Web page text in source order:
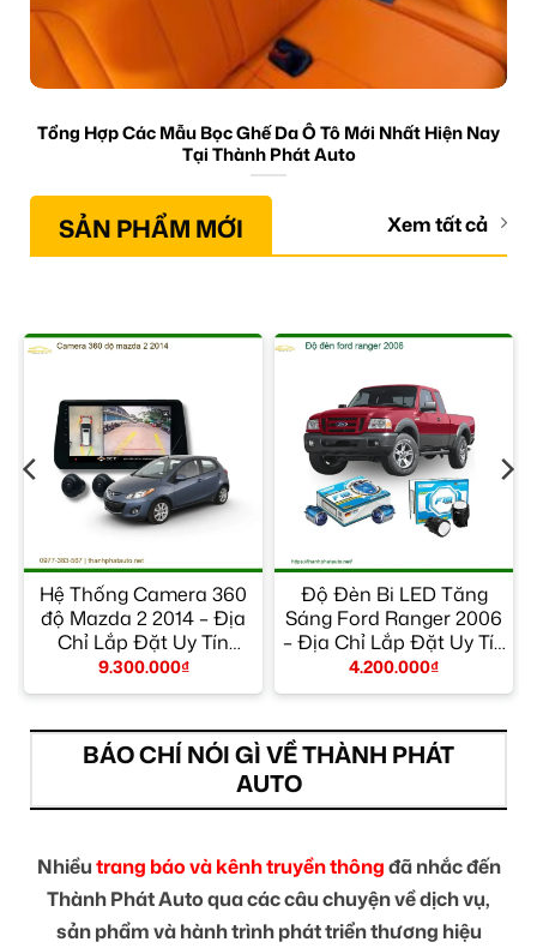
Tổng Hợp Các Mẫu Bọc Ghế Da Ô Tô Mới Nhất Hiện Nay
Tại Thành Phát Auto
SẢN PHẨM MỚI Xem tất cả
Hệ Thống Camera 360
độ Mazda 2 2014 – Địa
Chỉ Lắp Đặt Uy Tín
TPHCM
9.300.000₫
Độ Đèn Bi LED Tăng
Sáng Ford Ranger 2006
– Địa Chỉ Lắp Đặt Uy Tín
TPHCM
4.200.000₫
BÁO CHÍ NÓI GÌ VỀ THÀNH PHÁT
AUTO
Nhiềutrang báo và kênh truyền thôngđã nhắc đến
Thành Phát Auto qua các câu chuyện về dịch vụ,
sản phẩm và hành trình phát triển thương hiệu